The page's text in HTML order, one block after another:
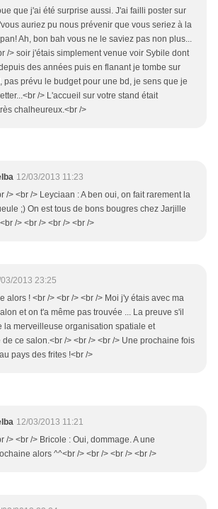
que j'ai été surprise aussi. J'ai failli poster sur
auriez pu nous prévenir que vous seriez à la
Ah, bon bah vous ne le saviez pas non plus...
/> soir j'étais simplement venue voir Sybile dont
des années puis en flanant je tombe sur
pas prévu le budget pour une bd, je sens que je
/> L'accueil sur votre stand était
chalheureux.<br />
12/03/2013 11:23
/> <br /> Leyciaan : A ben oui, on fait rarement la
;) On est tous de bons bougres chez Jarjille
/> <br /> <br /> <br />
03/2013 23:25
alors ! <br /> <br /> <br /> Moi j'y étais avec ma
et on t'a même pas trouvée ... La preuve s'il
la merveilleuse organisation spatiale et
ce salon.<br /> <br /> <br /> Une prochaine fois
pays des frites !<br />
12/03/2013 11:21
/> <br /> Bricole : Oui, dommage. A une
alors ^^<br /> <br /> <br /> <br />